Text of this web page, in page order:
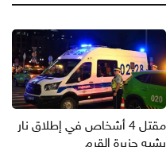
مقتل 4 أشخاص في إطلاق نار
بشبه جزيرة القرم